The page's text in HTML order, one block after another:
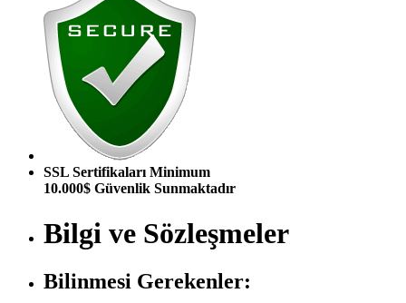
SSL Sertifikaları Minimum
10.000$ Güvenlik Sunmaktadır
Bilgi ve Sözleşmeler
Bilinmesi Gerekenler: